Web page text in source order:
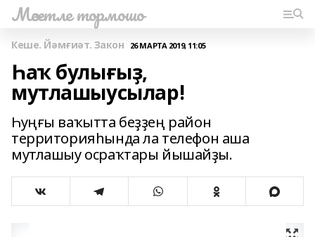
Мәсетле тормошо
Кеше. Йәмғиәт. Закон 26 МАРТА 2019, 11:05
Һаҡ булығыҙ,
мутлашыусылар!
Һуңғы ваҡытта беҙҙең район
территорияһында ла телефон аша
мутлашыу осраҡтары йышайҙы.